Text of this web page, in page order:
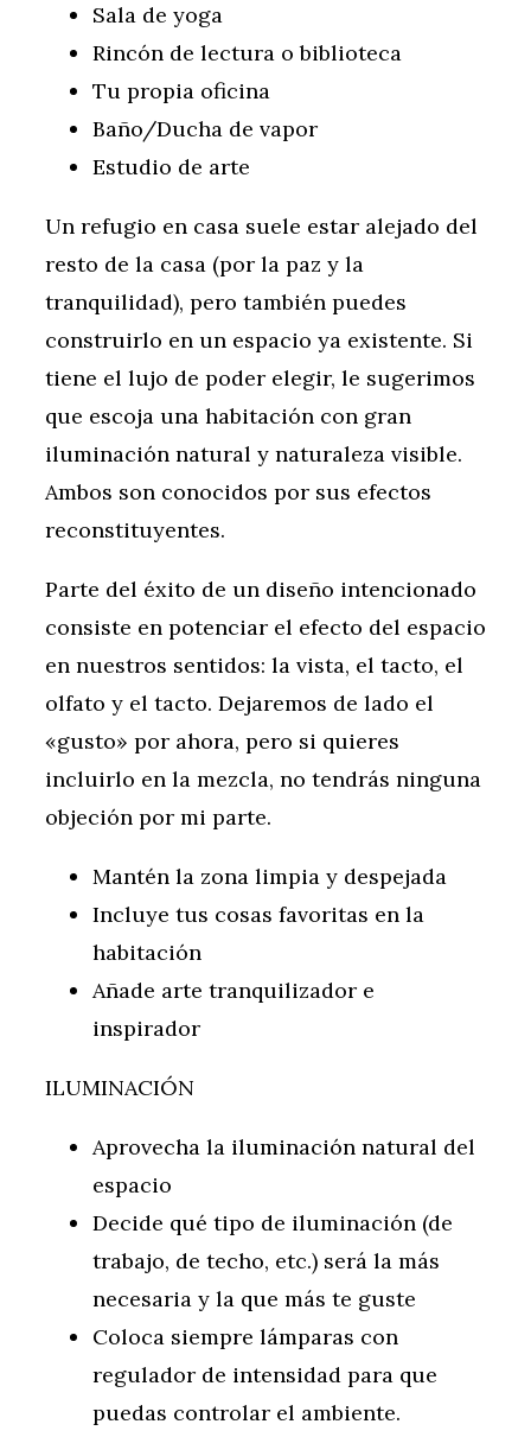
Sala de yoga
Rincón de lectura o biblioteca
Tu propia oficina
Baño/Ducha de vapor
Estudio de arte
Un refugio en casa suele estar alejado del
resto de la casa (por la paz y la
tranquilidad), pero también puedes
construirlo en un espacio ya existente. Si
tiene el lujo de poder elegir, le sugerimos
que escoja una habitación con gran
iluminación natural y naturaleza visible.
Ambos son conocidos por sus efectos
reconstituyentes.
Parte del éxito de un diseño intencionado
consiste en potenciar el efecto del espacio
en nuestros sentidos: la vista, el tacto, el
olfato y el tacto. Dejaremos de lado el
«gusto» por ahora, pero si quieres
incluirlo en la mezcla, no tendrás ninguna
objeción por mi parte.
Mantén la zona limpia y despejada
Incluye tus cosas favoritas en la
habitación
Añade arte tranquilizador e
inspirador
ILUMINACIÓN
Aprovecha la iluminación natural del
espacio
Decide qué tipo de iluminación (de
trabajo, de techo, etc.) será la más
necesaria y la que más te guste
Coloca siempre lámparas con
regulador de intensidad para que
puedas controlar el ambiente.